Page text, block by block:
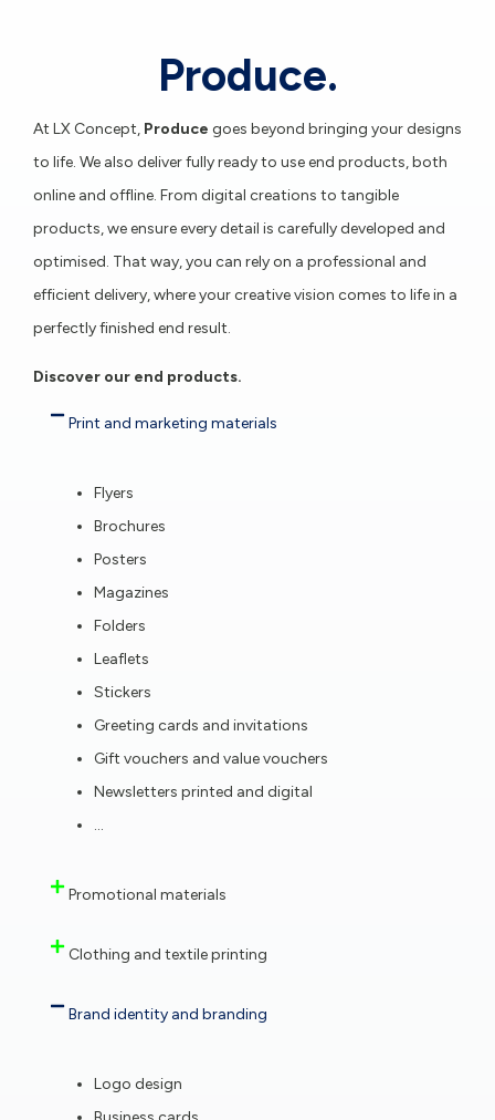
Produce.
At LX Concept, Produce goes beyond bringing your designs
to life. We also deliver fully ready to use end products, both
online and offline. From digital creations to tangible
products, we ensure every detail is carefully developed and
optimised. That way, you can rely on a professional and
efficient delivery, where your creative vision comes to life in a
perfectly finished end result.
Discover our end products.
Print and marketing materials
Flyers
Brochures
Posters
Magazines
Folders
Leaflets
Stickers
Greeting cards and invitations
Gift vouchers and value vouchers
Newsletters printed and digital
…
Promotional materials
Clothing and textile printing
Brand identity and branding
Logo design